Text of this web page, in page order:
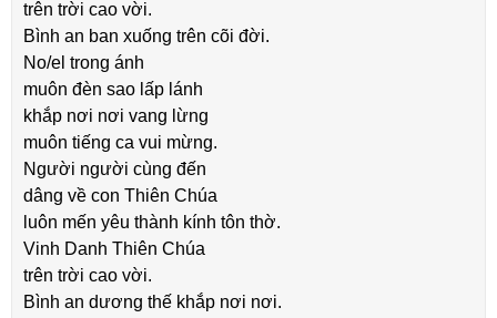
trên trời cao vời.
Bình an ban xuống trên cõi đời.
No/el trong ánh
muôn đèn sao lấp lánh
khắp nơi nơi vang lừng
muôn tiếng ca vui mừng.
Người người cùng đến
dâng về con Thiên Chúa
luôn mến yêu thành kính tôn thờ.
Vinh Danh Thiên Chúa
trên trời cao vời.
Bình an dương thế khắp nơi nơi.